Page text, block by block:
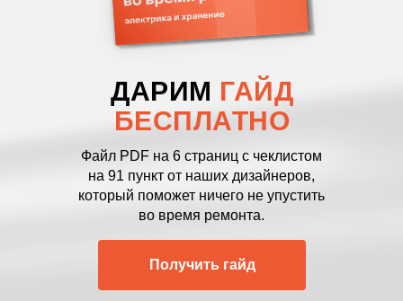
Получить гайд
Файл PDF на 6 страниц с чеклистом
на 91 пункт от наших дизайнеров,
который поможет ничего не упустить
во время ремонта.
ДАРИМ ГАЙД
БЕСПЛАТНО